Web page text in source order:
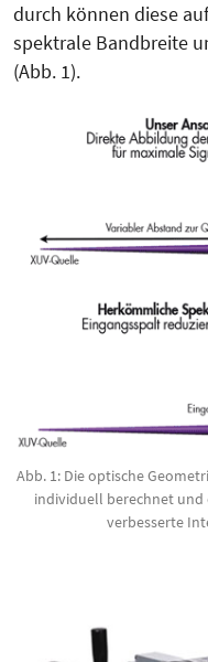
durch können diese
spektrale Bandbreite
(Abb. 1).
Abb. 1: Die optische
individuell berechnet und
verbesserte